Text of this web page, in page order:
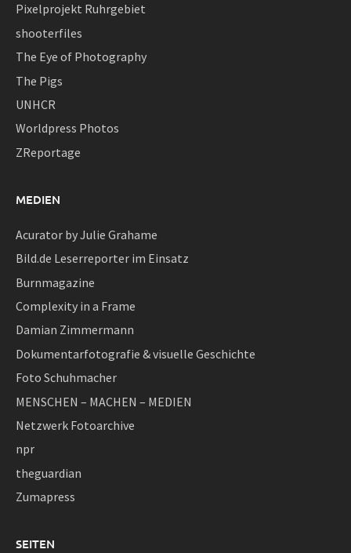
Pixelprojekt Ruhrgebiet
shooterfiles
The Eye of Photography
The Pigs
UNHCR
Worldpress Photos
ZReportage
MEDIEN
Acurator by Julie Grahame
Bild.de Leserreporter im Einsatz
Burnmagazine
Complexity in a Frame
Damian Zimmermann
Dokumentarfotografie & visuelle Geschichte
Foto Schuhmacher
MENSCHEN – MACHEN – MEDIEN
Netzwerk Fotoarchive
npr
theguardian
Zumapress
SEITEN